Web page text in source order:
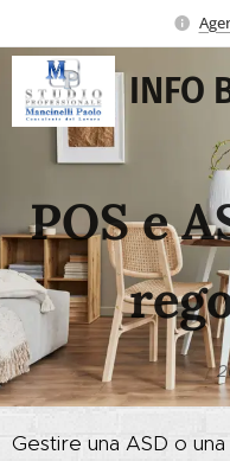
INFO
POS e
Gestire una ASD o